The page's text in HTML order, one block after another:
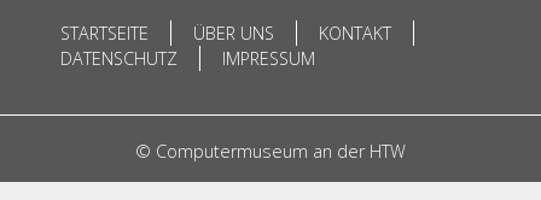
STARTSEITE ÜBER UNS
KONTAKT
DATENSCHUTZ
IMPRESSUM
© Computermuseum an der HTW